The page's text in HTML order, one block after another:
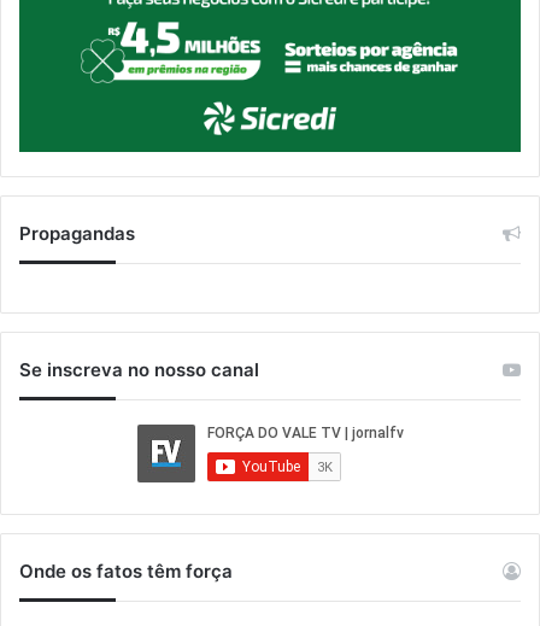
Propagandas
Se inscreva no nosso canal
Onde os fatos têm força